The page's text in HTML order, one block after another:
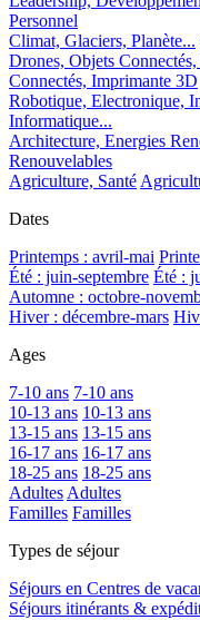
Personnel
Climat, Glaciers, Planète...
Drones, Objets
Connectés, Imprimante 3D
Robotique, Electronique,
Informatique...
Architecture, Energies
Renouvelables
Agriculture, Santé
Dates
Printemps : avril-mai
Été : juin-septembre Été :
Automne : octobre-
Hiver : décembre-mars
Ages
7-10 ans 7-10 ans
10-13 ans 10-13 ans
13-15 ans 13-15 ans
16-17 ans 16-17 ans
18-25 ans 18-25 ans
AdultesAdultes
Familles Familles
Types de séjour
Séjours en Centres de
Séjours itinérants &